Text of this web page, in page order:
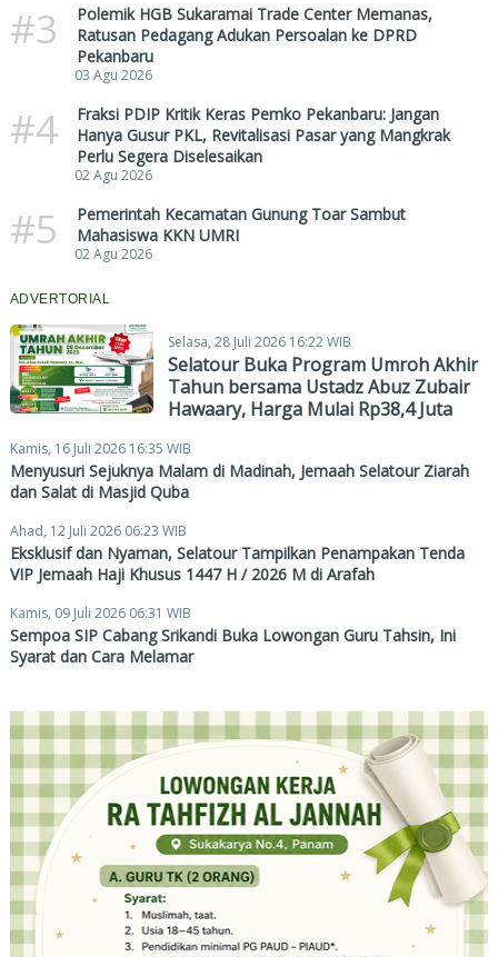
#3
Polemik HGB Sukaramai Trade Center Memanas,
Ratusan Pedagang Adukan Persoalan ke DPRD
Pekanbaru
03 Agu 2026
#4
Fraksi PDIP Kritik Keras Pemko Pekanbaru: Jangan
Hanya Gusur PKL, Revitalisasi Pasar yang Mangkrak
Perlu Segera Diselesaikan
02 Agu 2026
#5
Pemerintah Kecamatan Gunung Toar Sambut
Mahasiswa KKN UMRI
02 Agu 2026
ADVERTORIAL
Selasa, 28 Juli 2026 16:22 WIB
Selatour Buka Program Umroh Akhir
Tahun bersama Ustadz Abuz Zubair
Hawaary, Harga Mulai Rp38,4 Juta
Kamis, 16 Juli 2026 16:35 WIB
Menyusuri Sejuknya Malam di Madinah, Jemaah Selatour Ziarah
dan Salat di Masjid Quba
Ahad, 12 Juli 2026 06:23 WIB
Eksklusif dan Nyaman, Selatour Tampilkan Penampakan Tenda
VIP Jemaah Haji Khusus 1447 H / 2026 M di Arafah
Kamis, 09 Juli 2026 06:31 WIB
Sempoa SIP Cabang Srikandi Buka Lowongan Guru Tahsin, Ini
Syarat dan Cara Melamar